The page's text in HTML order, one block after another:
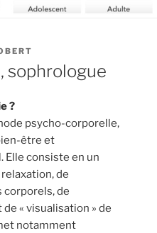
sophrologue
?
psycho-corporelle,
être et
Elle consiste en un
de
corporels, de
« visualisation » de
notamment